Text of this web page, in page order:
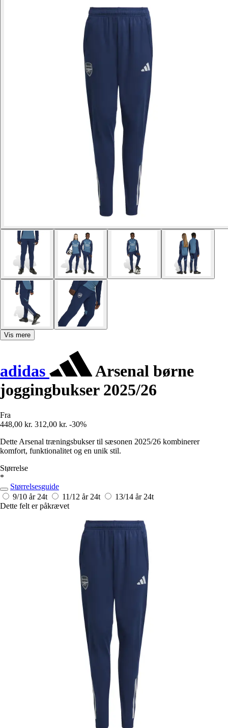
Vis mere
adidas
Arsenal børne
joggingbukser 2025/26
Fra
448,00 kr. 312,00 kr. -30%
Dette Arsenal træningsbukser til sæsonen 2025/26 kombinerer
komfort, funktionalitet og en unik stil.
Størrelse
*
Størrelsesguide
9/10 år 24t 11/12 år 24t 13/14 år 24t
Dette felt er påkrævet